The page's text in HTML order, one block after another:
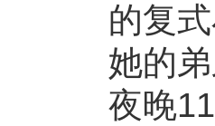
的复
她的
夜晚